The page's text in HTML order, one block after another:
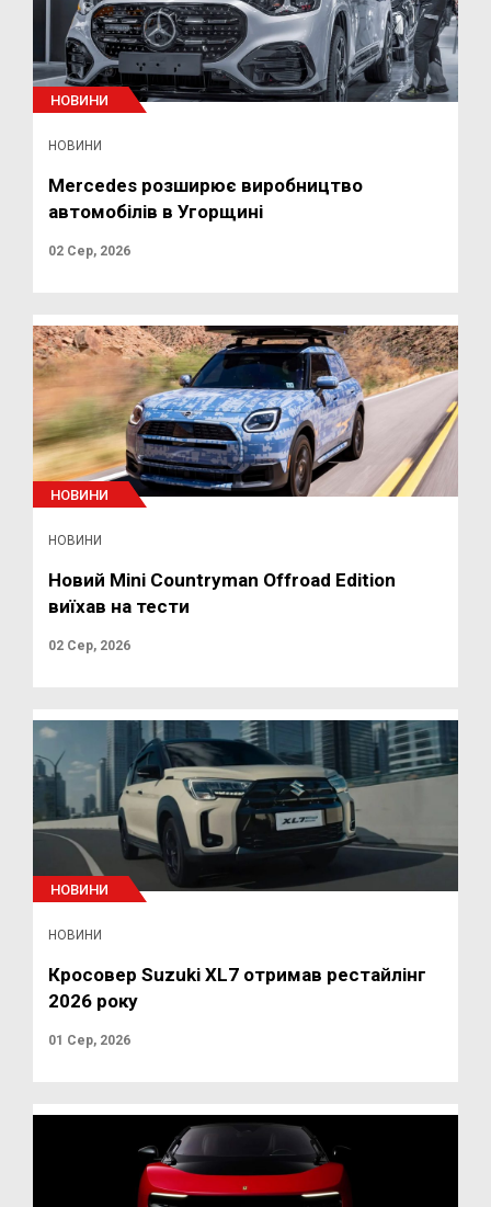
НОВИНИ
НОВИНИ
Mercedes розширює виробництво
автомобілів в Угорщині
02 Сер, 2026
НОВИНИ
НОВИНИ
Новий Mini Countryman Offroad Edition
виїхав на тести
02 Сер, 2026
НОВИНИ
НОВИНИ
Кросовер Suzuki XL7 отримав рестайлінг
2026 року
01 Сер, 2026